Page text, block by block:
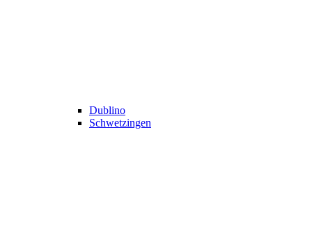
Dublino
Schwetzingen